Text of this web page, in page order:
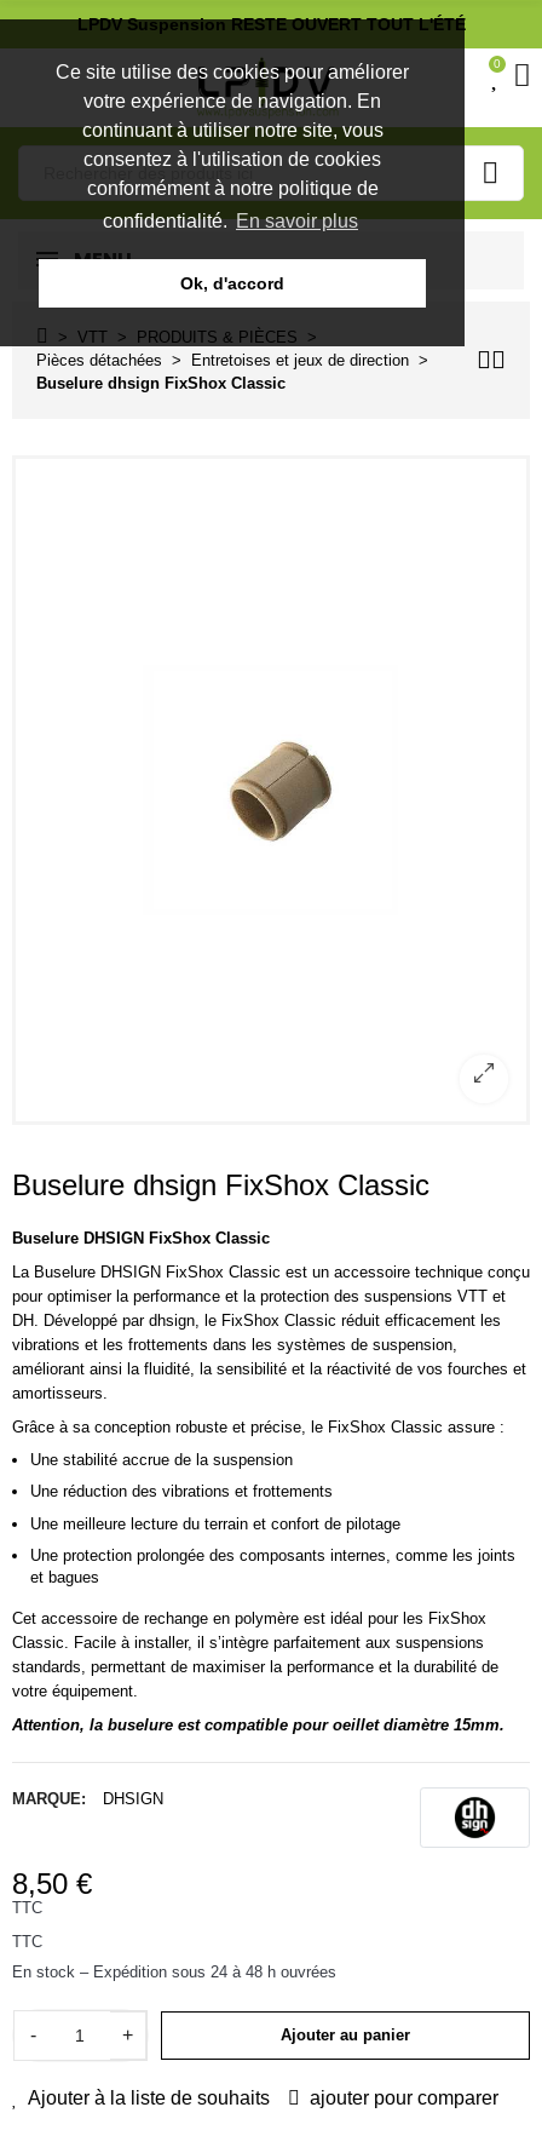
Ce site utilise des cookies pour améliorer
votre expérience de navigation. En
continuant à utiliser notre site, vous
consentez à l'utilisation de cookies
conformément à notre politique de
confidentialité.En savoir plus
Ok, d'accord
LPDV Suspension RESTE OUVERT TOUT L'ÉTÉ
0
MENU
VTT
PRODUITS & PIÈCES
Pièces détachées
Entretoises et jeux de direction
Buselure dhsign FixShox Classic
Buselure dhsign FixShox Classic
Buselure DHSIGN FixShox Classic
La Buselure DHSIGN FixShox Classic est un accessoire technique conçu
pour optimiser la performance et la protection des suspensions VTT et
DH. Développé par dhsign, le FixShox Classic réduit efficacement les
vibrations et les frottements dans les systèmes de suspension,
améliorant ainsi la fluidité, la sensibilité et la réactivité de vos fourches et
amortisseurs.
Grâce à sa conception robuste et précise, le FixShox Classic assure :
Une stabilité accrue de la suspension
Une réduction des vibrations et frottements
Une meilleure lecture du terrain et confort de pilotage
Une protection prolongée des composants internes, comme les joints
et bagues
Cet accessoire de rechange en polymère est idéal pour les FixShox
Classic. Facile à installer, il s’intègre parfaitement aux suspensions
standards, permettant de maximiser la performance et la durabilité de
votre équipement.
Attention, la buselure est compatible pour oeillet diamètre 15mm.
MARQUE: DHSIGN
8,50 €
TTC
TTC
En stock – Expédition sous 24 à 48 h ouvrées
- + Ajouter au panier
Ajouter à la liste de souhaits ajouter pour comparer